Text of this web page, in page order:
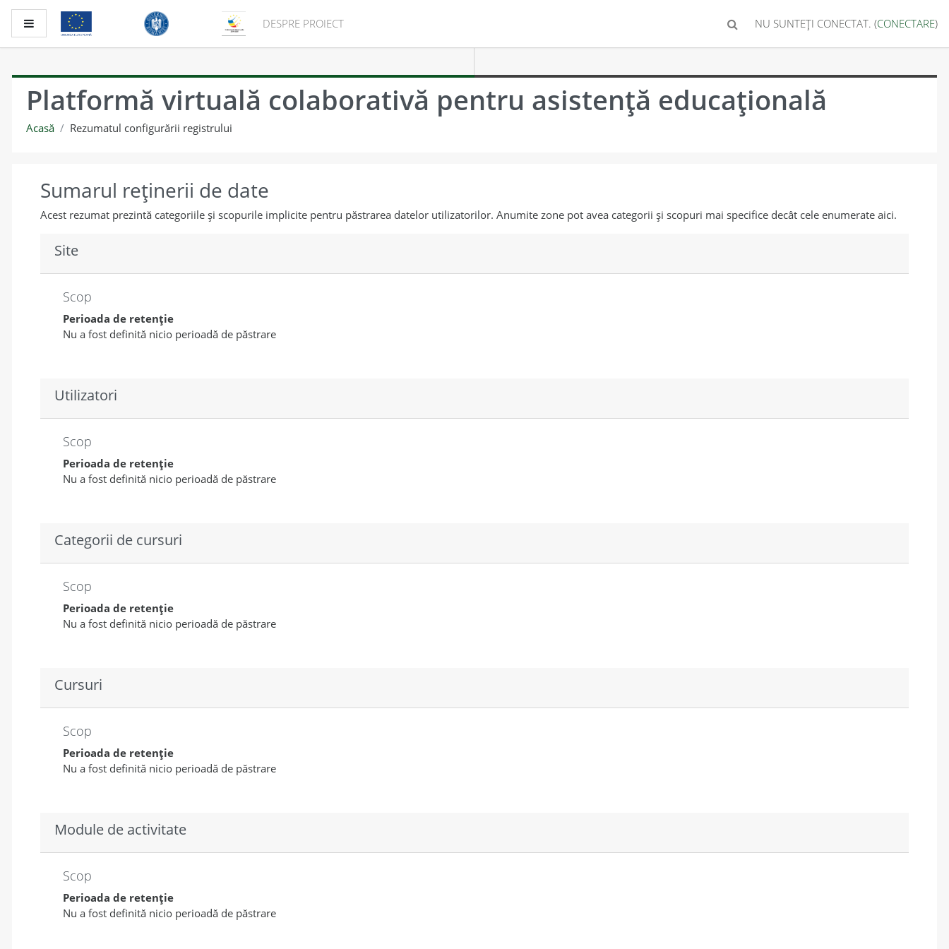
Sari la conţinutul principal
Panou lateral
DESPRE PROIECT NU SUNTEȚI CONECTAT. (CONECTARE)
Platformă virtuală colaborativă pentru asistență educațională
Acasă Rezumatul configurării registrului
Sumarul reținerii de date
Acest rezumat prezintă categoriile și scopurile implicite pentru păstrarea datelor utilizatorilor. Anumite zone pot avea categorii și scopuri mai specifice decât cele enumerate aici.
Site
Scop
Perioada de retenție
Nu a fost definită nicio perioadă de păstrare
Utilizatori
Scop
Perioada de retenție
Nu a fost definită nicio perioadă de păstrare
Categorii de cursuri
Scop
Perioada de retenție
Nu a fost definită nicio perioadă de păstrare
Cursuri
Scop
Perioada de retenție
Nu a fost definită nicio perioadă de păstrare
Module de activitate
Scop
Perioada de retenție
Nu a fost definită nicio perioadă de păstrare